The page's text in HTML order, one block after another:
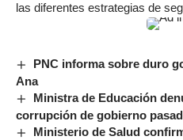
las diferentes estrategias de
PNC informa sobre duro
Ana
Ministra de Educación
corrupción de gobierno
Ministerio de Salud